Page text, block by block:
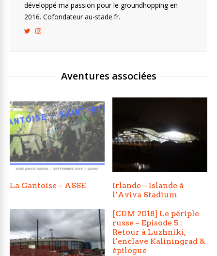
développé ma passion pour le groundhopping en
2016. Cofondateur au-stade.fr.
Aventures associées
La Gantoise – ASSE
Irlande – Islande à
l’Aviva Stadium
[CDM 2018] Le périple
russe – Episode 5 :
Retour à Luzhniki,
l’enclave Kaliningrad &
épilogue